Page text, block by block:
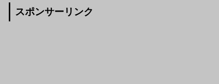
スポンサーリンク